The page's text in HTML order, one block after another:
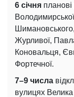
6 січня
Журливої,
Коновальця,
Фортечної.
7–9 числа
вулицях